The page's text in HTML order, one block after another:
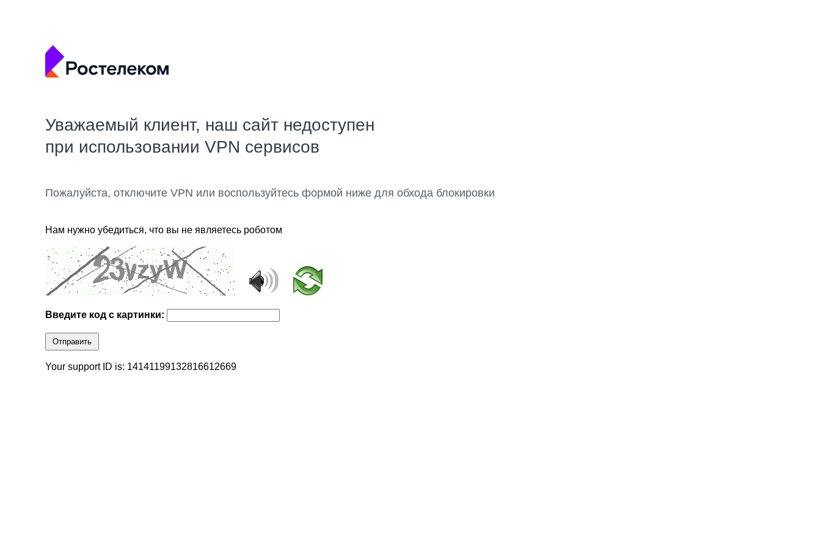
Уважаемый клиент, наш сайт недоступен
при использовании VPN сервисов
Пожалуйста, отключите VPN или воспользуйтесь формой ниже для обхода блокировки
Нам нужно убедиться, что вы не являетесь роботом
Введите код с картинки:
Отправить
Your support ID is: 14141199132816612669